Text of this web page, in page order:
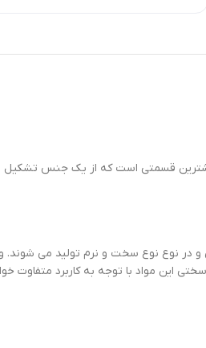
قسمتی است که از یک جنس
و در نوع نوع سخت و نرم تولید می
مواد با توجه به کاربرد متفاوت